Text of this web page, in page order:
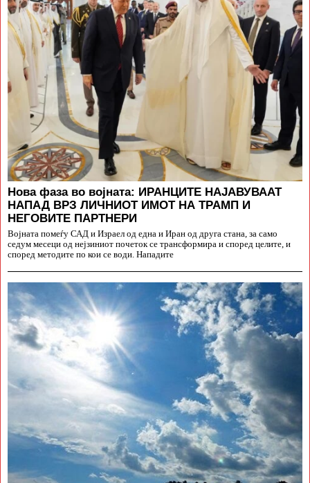
Нова фаза во војната: ИРАНЦИТЕ НАЈАВУВААТ
НАПАД ВРЗ ЛИЧНИОТ ИМОТ НА ТРАМП И
НЕГОВИТЕ ПАРТНЕРИ
Војната помеѓу САД и Израел од една и Иран од друга стана, за само
седум месеци од нејзиниот почеток се трансформира и според целите, и
според методите по кои се води. Нападите